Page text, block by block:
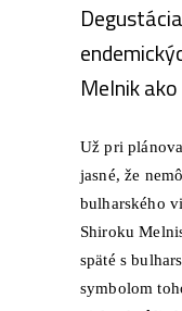
Melnik
Už pri
jasné, že
bulharského
Shiroku
späté s
symbolom